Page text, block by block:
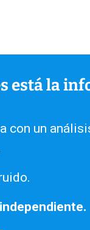
está la
con un